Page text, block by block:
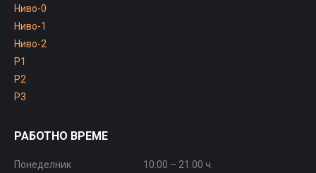
Ниво-0
Ниво-1
Ниво-2
P1
P2
P3
РАБОТНО ВРЕМЕ
Понеделник
10:00 – 21:00 ч.